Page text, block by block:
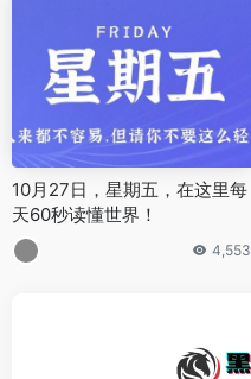
10月27日，星期五，在这里每
天60秒读懂世界！
4,553